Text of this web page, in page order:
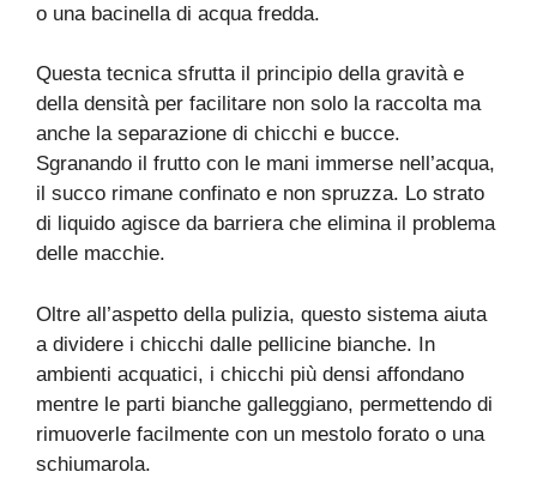
o una bacinella di acqua fredda.
Questa tecnica sfrutta il principio della gravità e
della densità per facilitare non solo la raccolta ma
anche la separazione di chicchi e bucce.
Sgranando il frutto con le mani immerse nell’acqua,
il succo rimane confinato e non spruzza. Lo strato
di liquido agisce da barriera che elimina il problema
delle macchie.
Oltre all’aspetto della pulizia, questo sistema aiuta
a dividere i chicchi dalle pellicine bianche. In
ambienti acquatici, i chicchi più densi affondano
mentre le parti bianche galleggiano, permettendo di
rimuoverle facilmente con un mestolo forato o una
schiumarola.